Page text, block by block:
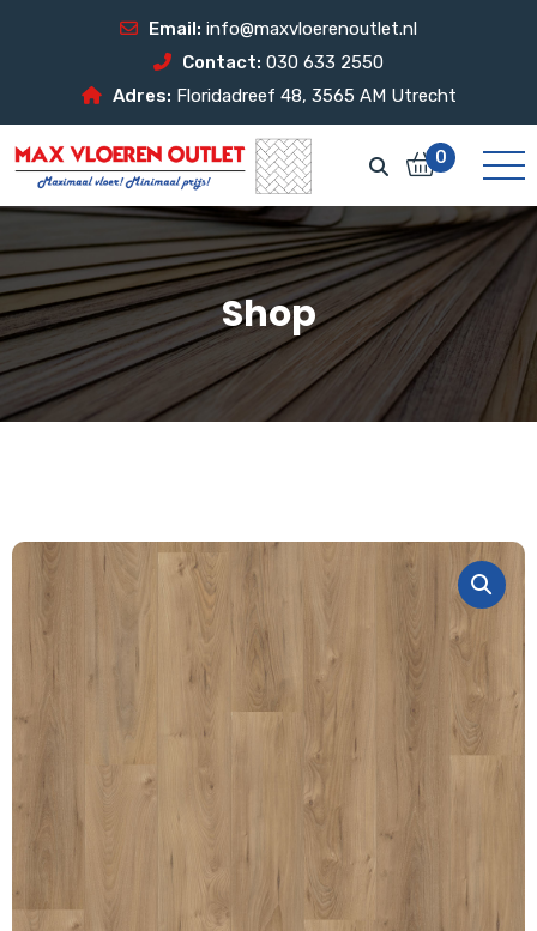
Email: info@maxvloerenoutlet.nl
Contact: 030 633 2550
Adres: Floridadreef 48, 3565 AM Utrecht
0
Shop